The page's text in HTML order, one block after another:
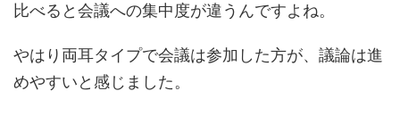
比べると会議への集中度が違うんですよね。
やはり両耳タイプで会議は参加した方が、議論は進
めやすいと感じました。